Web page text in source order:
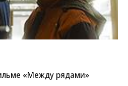
«Между рядами»